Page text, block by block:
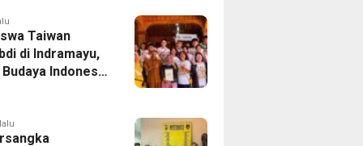
Taiwan
di Indramayu,
Indonesia
Pekerja